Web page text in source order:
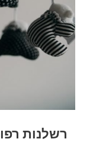
רשלנות